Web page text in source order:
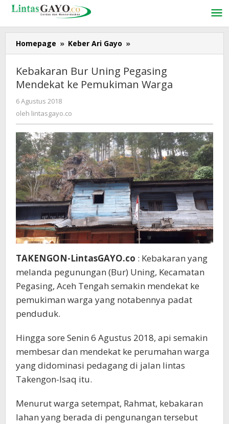
Lewati
konten
Homepage » Keber Ari Gayo »
Bur
Pegasing
Mendekat
Kebakaran Bur Uning Pegasing
Mendekat ke Pemukiman Warga
6 Agustus 2018
lintasgayo.co
oleh lintasgayo.co
TAKENGON-LintasGAYO.co : Kebakaran yang
melanda pegunungan (Bur) Uning, Kecamatan
Pegasing, Aceh Tengah semakin mendekat ke
pemukiman warga yang notabennya padat
penduduk.
Hingga sore Senin 6 Agustus 2018, api semakin
membesar dan mendekat ke perumahan warga
yang didominasi pedagang di jalan lintas
Takengon-Isaq itu.
Menurut warga setempat, Rahmat, kebakaran
lahan yang berada di pengunangan tersebut